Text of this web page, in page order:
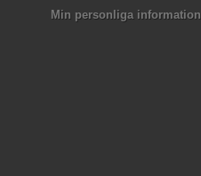
Min personliga information